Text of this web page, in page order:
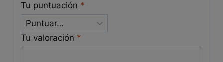
Tu puntuación *
Tu valoración *